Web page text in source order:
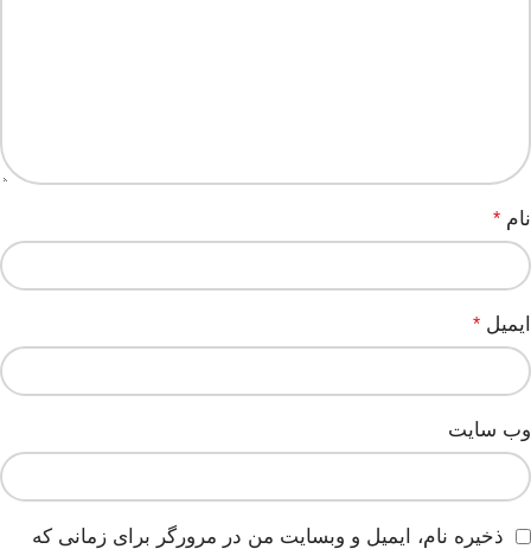
نام *
ایمیل *
وب‌ سایت
ذخیره نام، ایمیل و وبسایت من در مرورگر برای زمانی که